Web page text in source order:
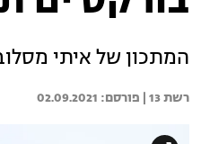
המתכון של איתי
רשת 13 | 02.09.2021